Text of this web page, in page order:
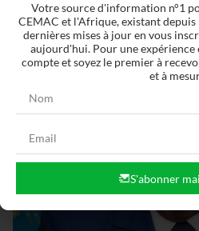
Votre source d'information n°1
CEMAC et l'Afrique, existant depuis
dernières mises à jour en vous
aujourd'hui. Pour une expérience
compte et soyez le premier à
et à
S'abonner